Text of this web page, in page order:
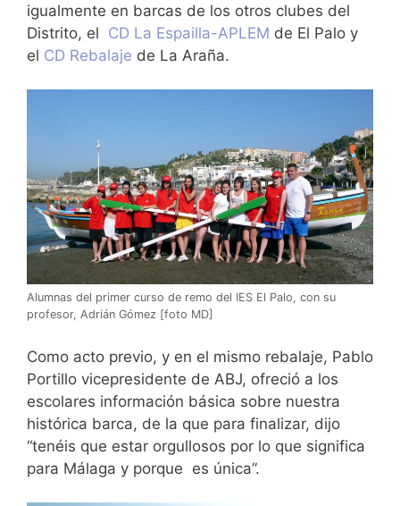
igualmente en barcas de los otros clubes del
Distrito, el CD La Espailla-APLEM de El Palo y
el CD Rebalaje de La Araña.
Alumnas del primer curso de remo del IES El Palo, con su
profesor, Adrián Gómez [foto MD]
Como acto previo, y en el mismo rebalaje, Pablo
Portillo vicepresidente de ABJ, ofreció a los
escolares información básica sobre nuestra
histórica barca, de la que para finalizar, dijo
“tenéis que estar orgullosos por lo que significa
para Málaga y porque es única”.